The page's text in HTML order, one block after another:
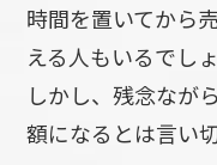
時間を置いてから
える人もいるでしょ
しかし、残念なが
額になるとは言い